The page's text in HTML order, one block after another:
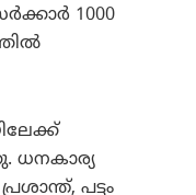
1000
ധനകാര്യ
പട്ടം